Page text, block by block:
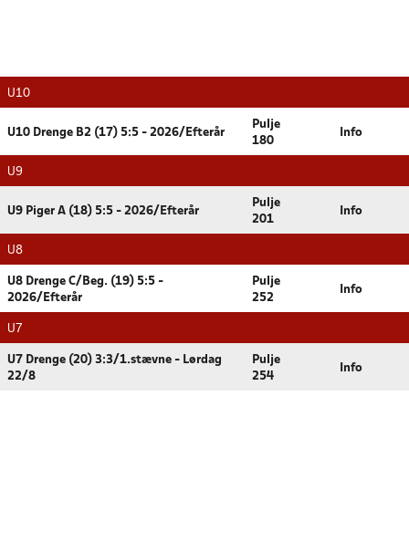
U10
U10 Drenge B2 (17) 5:5 - 2026/Efterår
Pulje
180
Info
U9
U9 Piger A (18) 5:5 - 2026/Efterår
Pulje
201
Info
U8
U8 Drenge C/Beg. (19) 5:5 -
2026/Efterår
Pulje
252
Info
U7
U7 Drenge (20) 3:3/1.stævne - Lørdag
22/8
Pulje
254
Info